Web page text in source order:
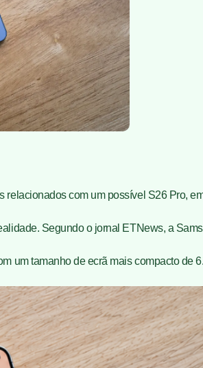
relacionados com um possível S26 Pro,
Segundo o jornal ETNews, a
um tamanho de ecrã mais compacto de